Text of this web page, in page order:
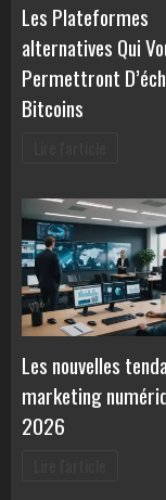
Les Plateformes
alternatives Qui
Permettront
Bitcoins
Les nouvelles
marketing
2026